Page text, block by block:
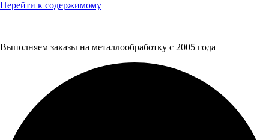
Перейти к содержимому
Выполняем заказы на металлообработку с 2005 года